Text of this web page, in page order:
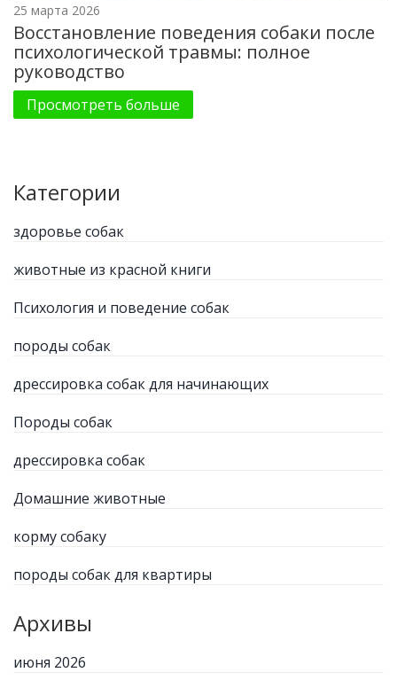
25 марта 2026
Восстановление поведения собаки после
психологической травмы: полное
руководство
Просмотреть больше
Категории
здоровье собак
животные из красной книги
Психология и поведение собак
породы собак
дрессировка собак для начинающих
Породы собак
дрессировка собак
Домашние животные
корму собаку
породы собак для квартиры
Архивы
июня 2026